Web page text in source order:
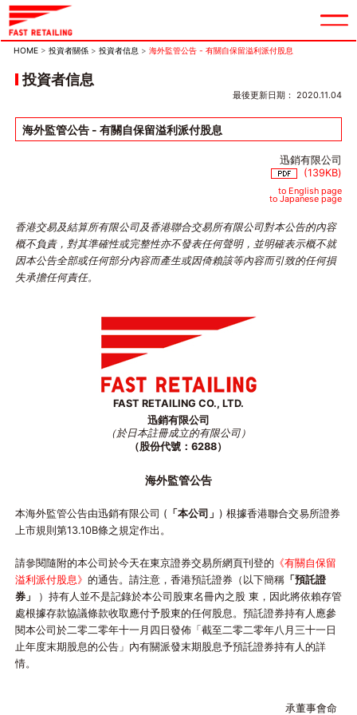
HOME > 投資者關係 > 投資者信息 > 海外監管公告 - 有關自保留溢利派付股息
投資者信息
最後更新日期： 2020.11.04
海外監管公告 - 有關自保留溢利派付股息
迅銷有限公司
(139KB)
to English page
to Japanese page
香港交易及結算所有限公司及香港聯合交易所有限公司對本公告的內容
概不負責，對其準確性或完整性亦不發表任何聲明，並明確表示概不就
因本公告全部或任何部分內容而產生或因倚賴該等內容而引致的任何損
失承擔任何責任。
FAST RETAILING CO., LTD.
迅銷有限公司
（於日本註冊成立的有限公司）
（股份代號：6288）
海外監管公告
本海外監管公告由迅銷有限公司 ( 「本公司」 ) 根據香港聯合交易所證券
上市規則第13.10B條之規定作出。
請參閱隨附的本公司於今天在東京證券交易所網頁刊登的 《有關自保留
溢利派付股息》 的通告。請注意，香港預託證券（以下簡稱「預託證
券」
）持有人並不是記錄於本公司股東名冊內之股 東，因此將依賴存管
處根據存款協議條款收取應付予股東的任何股息。預託證券持有人應參
閱本公司於二零二零年十一月四日發佈「截至二零二零年八月三十一日
止年度末期股息的公告」內有關派發末期股息予預託證券持有人的詳
情。
承董事會命